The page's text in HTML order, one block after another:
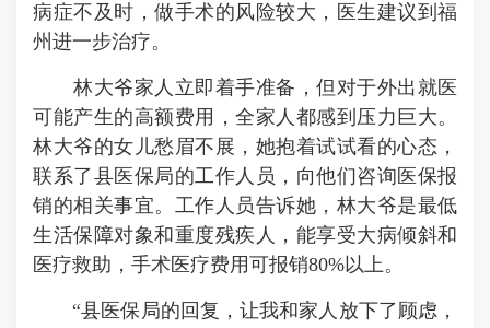
病症不及时，做手术的风险较大，医生建议到福
州进一步治疗。
林大爷家人立即着手准备，但对于外出就医
可能产生的高额费用，全家人都感到压力巨大。
林大爷的女儿愁眉不展，她抱着试试看的心态，
联系了县医保局的工作人员，向他们咨询医保报
销的相关事宜。工作人员告诉她，林大爷是最低
生活保障对象和重度残疾人，能享受大病倾斜和
医疗救助，手术医疗费用可报销80%以上。
“县医保局的回复，让我和家人放下了顾虑，